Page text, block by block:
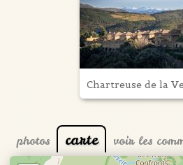
Chartreuse de la
photos carte voir les